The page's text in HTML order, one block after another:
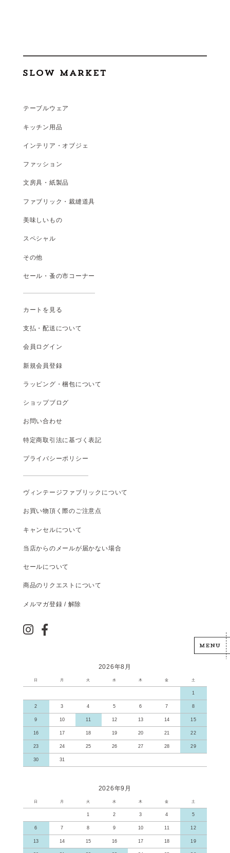
テーブルウェア
キッチン用品
インテリア・オブジェ
ファッション
文房具・紙製品
ファブリック・裁縫道具
美味しいもの
スペシャル
その他
セール・蚤の市コーナー
カートを見る
支払 ・配送について
会員ログイン
新規会員登録
ラッピング・梱包について
ショップブログ
お問い合わせ
特定商取引法に基づく表記
プライバシーポリシー
ヴィンテージファブリックについて
お買い物頂く際のご注意点
キャンセルについて
当店からのメールが届かない場合
セールについて
商品のリクエストについて
メルマガ登録 / 解除
2026年8月
日 月 火 水 木 金 土
1
2 3 4 5 6 7 8
9 10 11 12 13 14 15
16 17 18 19 20 21 22
23 24 25 26 27 28 29
30 31
2026年9月
日 月 火 水 木 金 土
1 2 3 4 5
6 7 8 9 10 11 12
13 14 15 16 17 18 19